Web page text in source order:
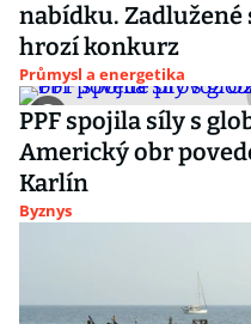
nabídku.
hrozí konkurz
Průmysl a energetika
PPF spojila síly s
Americký obr
Karlín
Byznys